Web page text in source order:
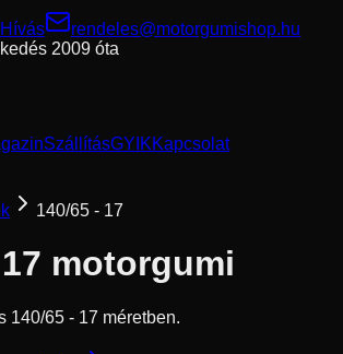
Hívás
rendeles@motorgumishop.hu
2009 óta
SzállításGYIKKapcsolat
140/65 - 17
motorgumi
140/65 - 17 méretben.